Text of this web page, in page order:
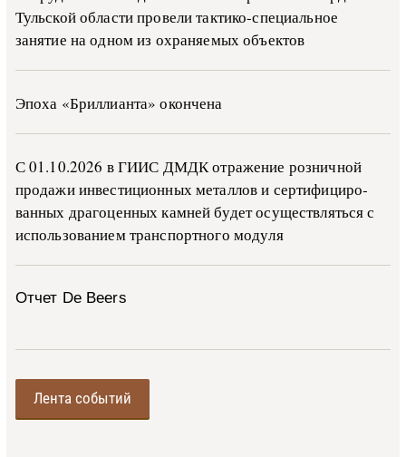
Тульской области провели тактико-специальное
занятие на одном из охраняемых объектов
Эпоха «Бриллианта» окончена
С 01.10.2026 в ГИИС ДМДК от­ра­же­ние роз­ни­ч­ной
про­да­жи ин­ве­сти­ци­он­ных ме­тал­лов и сер­ти­фи­ци­ро­
ван­ных дра­го­цен­ных ка­м­ней бу­дет осу­ще­ств­лять­ся с
ис­поль­зо­ва­ни­ем тран­с­пор­т­но­го мо­ду­ля
Отчет De Beers
Лента событий